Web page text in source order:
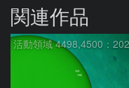
関連作品